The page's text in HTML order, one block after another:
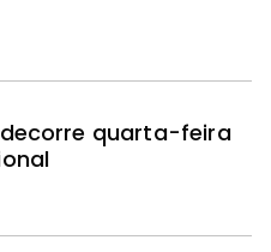
quarta-feira